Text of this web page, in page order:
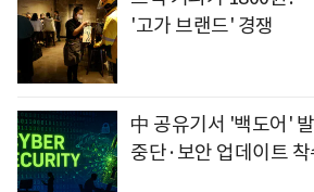
'고가 브랜드' 경쟁
中 공유기서 '백도어'
중단·보안 업데이트 착